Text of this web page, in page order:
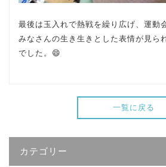
最後は玉入れで熱戦を繰り広げ、運動
みなさんの生き生きとした表情が見ら
でした。😄
一覧に戻る
カテゴリー